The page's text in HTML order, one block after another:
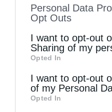
to your opt-out. You
information by third
of downstream
information may also
third parties on the
Downstream
Personal Data
Opt Outs
I want to opt-out
Sharing of my
Opted In
I want to opt-out
of my Personal
Opted In